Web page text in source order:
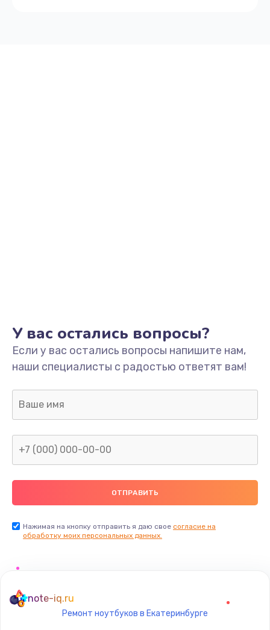
У вас остались вопросы?
Если у вас остались вопросы напишите нам,
наши специалисты с радостью ответят вам!
Нажимая на кнопку отправить я даю свое согласие на
обработку моих персональных данных.
note-iq.ru
Ремонт ноутбуков в Екатеринбурге